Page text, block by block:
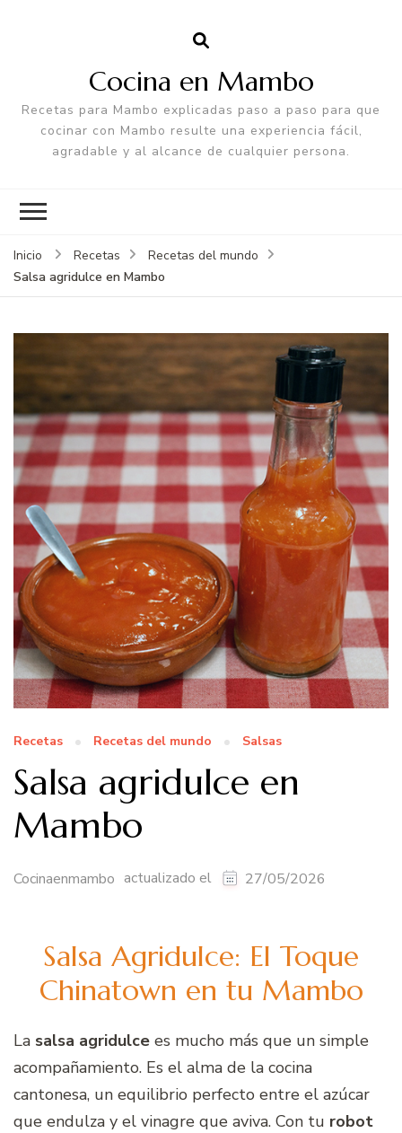
Cocina en Mambo
Recetas para Mambo explicadas paso a paso para que
cocinar con Mambo resulte una experiencia fácil,
agradable y al alcance de cualquier persona.
Inicio Recetas
Recetas del mundo
Salsa agridulce en Mambo
Recetas Recetas del mundo Salsas
Salsa agridulce en
Mambo
Cocinaenmambo actualizado el 27/05/2026
Salsa Agridulce: El Toque
Chinatown en tu Mambo
La salsa agridulce es mucho más que un simple
acompañamiento. Es el alma de la cocina
cantonesa, un equilibrio perfecto entre el azúcar
que endulza y el vinagre que aviva. Con tu robot